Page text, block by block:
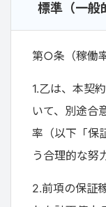
標準（一般
第○条（稼働
1.乙は、本契
いて、別途合
率（以下「保
う合理的な努
2.前項の保証